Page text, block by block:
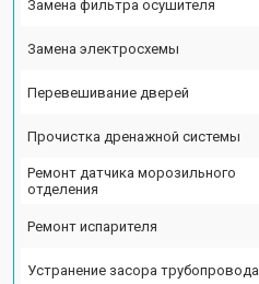
Замена фильтра осушителя
Замена электросхемы
Перевешивание дверей
Прочистка дренажной системы
Ремонт датчика морозильного
отделения
Ремонт испарителя
Устранение засора трубопровода